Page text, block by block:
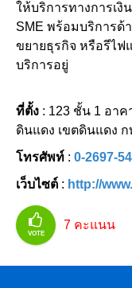
ให้บริการทางการเ
SME พร้อมบริการด้
ขยายธุรกิจ หรือรีไฟ
บริการอยู่
ที่ตั้ง : 123 ชั้น 1 อา
ดินแดง เขตดินแดง
โทรศัพท์ : 0-2697-
เว็บไซต์ : http://
VOTE
7 คะแนน